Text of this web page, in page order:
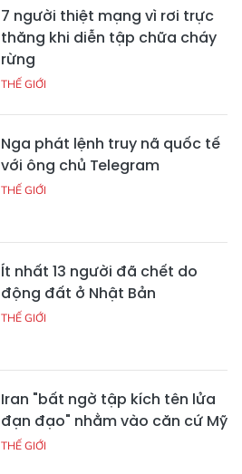
7 người thiệt mạng vì rơi trực
thăng khi diễn tập chữa cháy
rừng
THẾ GIỚI
Nga phát lệnh truy nã quốc tế
với ông chủ Telegram
THẾ GIỚI
Ít nhất 13 người đã chết do
động đất ở Nhật Bản
THẾ GIỚI
Iran "bất ngờ tập kích tên lửa
đạn đạo" nhằm vào căn cứ Mỹ
THẾ GIỚI